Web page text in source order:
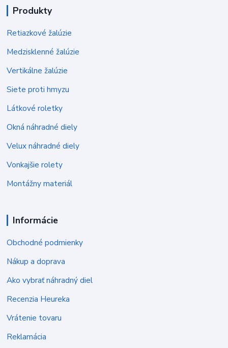
Produkty
Retiazkové žalúzie
Medzisklenné žalúzie
Vertikálne žalúzie
Siete proti hmyzu
Látkové roletky
Okná náhradné diely
Velux náhradné diely
Vonkajšie rolety
Montážny materiál
Informácie
Obchodné podmienky
Nákup a doprava
Ako vybrať náhradný diel
Recenzia Heureka
Vrátenie tovaru
Reklamácia